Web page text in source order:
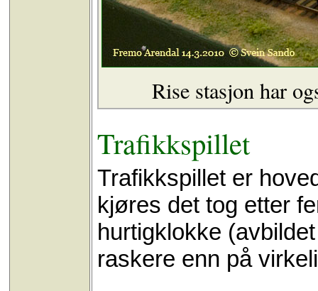
Rise stasjon har
Trafikkspillet
Trafikkspillet er
kjøres det tog etter
hurtigklokke
raskere enn på